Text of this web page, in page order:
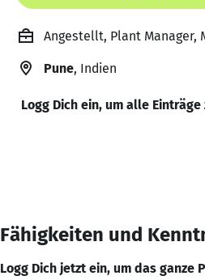
Angestellt, Plant Manager,
Pune, Indien
Logg Dich ein, um alle Einträge
Fähigkeiten und
Logg Dich jetzt ein, um das ganze